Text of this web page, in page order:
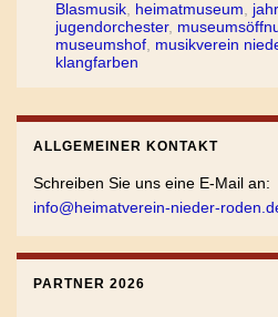
Blasmusik heimatmuseum
jugendorchester,
museumshof musikverein
klangfarben
ALLGEMEINER KONTAKT
Schreiben Sie uns eine E-Mail an:
info@heimatverein-nieder-
PARTNER 2026